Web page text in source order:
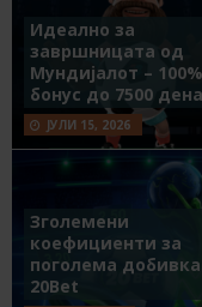
Идеално за
завршницата од
Мундијалот – 100%
бонус до 7500
ЈУЛИ 15, 2026
Зголемени
коефициенти за
поголема
20Bet